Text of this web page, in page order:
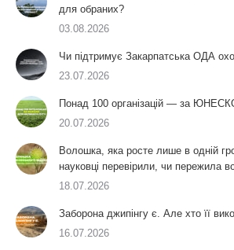
для обраних?
03.08.2026
Чи підтримує Закарпатська ОДА
23.07.2026
Понад 100 організацій — за
20.07.2026
Волошка, яка росте лише в одній
науковці перевірили, чи пережила
18.07.2026
Заборона джипінгу є. Але хто її
16.07.2026